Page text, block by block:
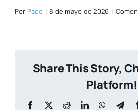
Por Paco | 8 de mayo de 2026 |
Share This Story,
Platform!
Facebook
X RedditLinkedIn